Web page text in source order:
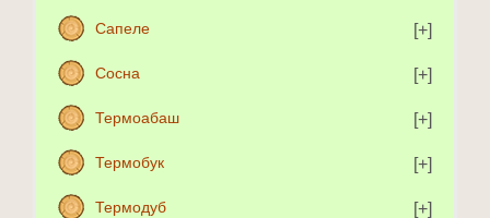
Сапеле
Сосна
Термоабаш
Термобук
Термодуб